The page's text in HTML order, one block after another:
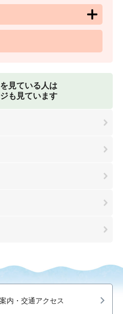
見ている人は
も見ています
内・交通アクセス